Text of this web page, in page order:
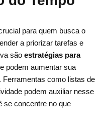
para quem busca o
a priorizar tarefas e
são estratégias para
podem aumentar sua
como listas de
podem auxiliar nesse
se concentre no que